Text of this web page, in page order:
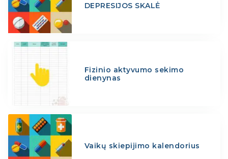
DEPRESIJOS SKALĖ
Fizinio aktyvumo sekimo
dienynas
Vaikų skiepijimo kalendorius